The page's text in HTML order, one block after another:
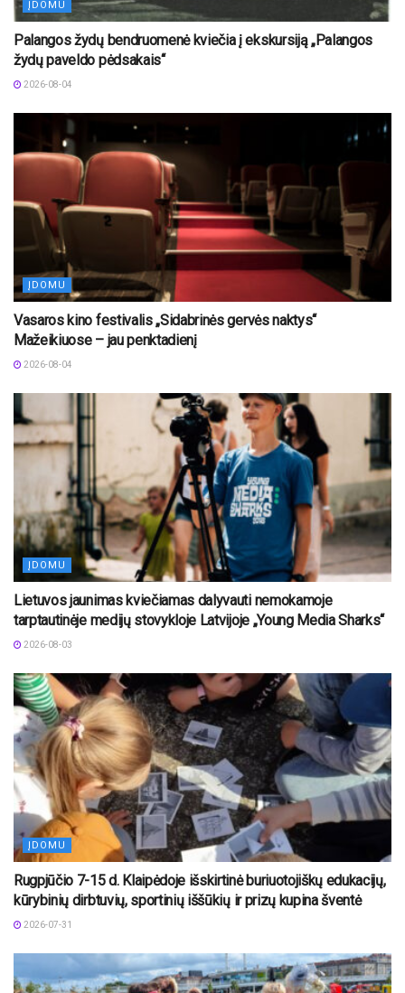
ĮDOMU
Palangos žydų bendruomenė kviečia į ekskursiją „Palangos
žydų paveldo pėdsakais“
2026-08-04
ĮDOMU
Vasaros kino festivalis „Sidabrinės gervės naktys“
Mažeikiuose – jau penktadienį
2026-08-04
ĮDOMU
Lietuvos jaunimas kviečiamas dalyvauti nemokamoje
tarptautinėje medijų stovykloje Latvijoje „Young Media Sharks“
2026-08-03
ĮDOMU
Rugpjūčio 7-15 d. Klaipėdoje išskirtinė buriuotojiškų edukacijų,
kūrybinių dirbtuvių, sportinių iššūkių ir prizų kupina šventė
2026-07-31